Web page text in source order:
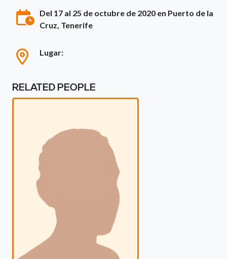
Del 17 al 25 de octubre de 2020 en Puerto de la
Cruz, Tenerife
Lugar:
RELATED PEOPLE